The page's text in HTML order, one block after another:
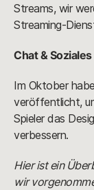
Streams, wir
Streaming-
Chat & Soziales
Im Oktober
veröffentlicht,
Spieler das
verbessern.
Hier ist ein
wir